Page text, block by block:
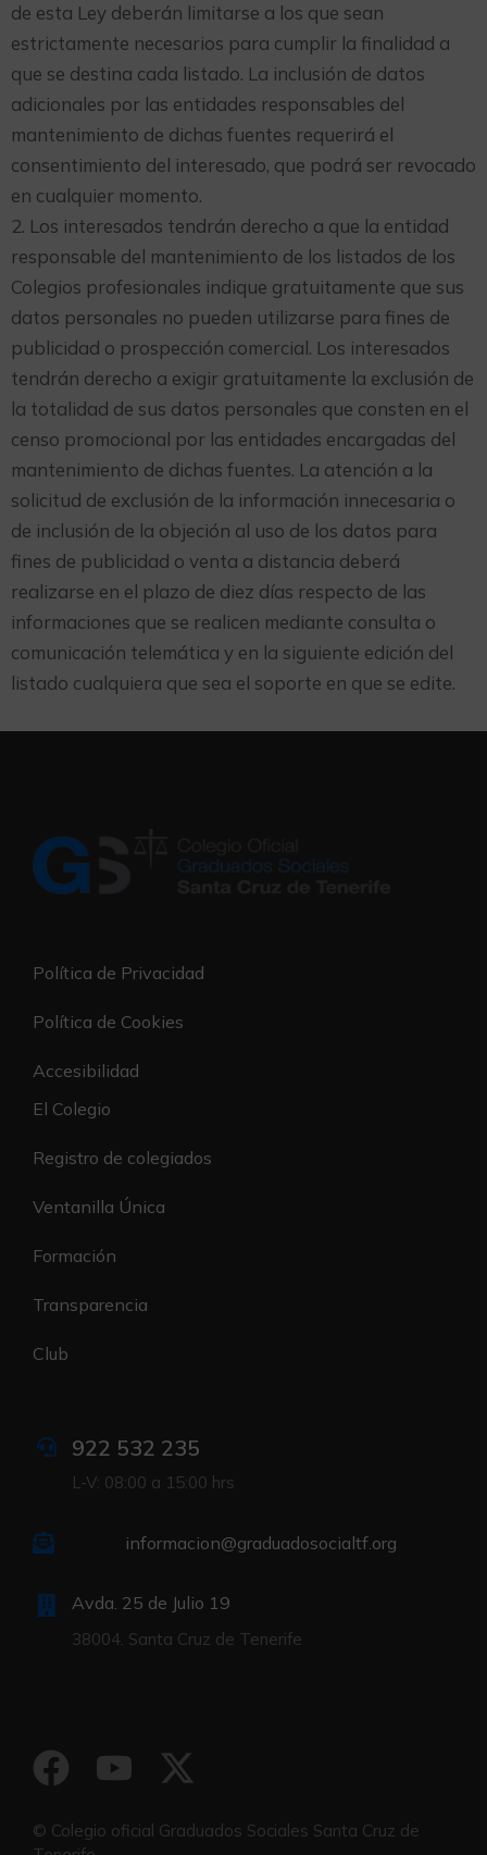
de esta Ley deberán limitarse a los que sean
estrictamente necesarios para cumplir la finalidad a
que se destina cada listado. La inclusión de datos
adicionales por las entidades responsables del
mantenimiento de dichas fuentes requerirá el
consentimiento del interesado, que podrá ser revocado
en cualquier momento.
2. Los interesados tendrán derecho a que la entidad
responsable del mantenimiento de los listados de los
Colegios profesionales indique gratuitamente que sus
datos personales no pueden utilizarse para fines de
publicidad o prospección comercial. Los interesados
tendrán derecho a exigir gratuitamente la exclusión de
la totalidad de sus datos personales que consten en el
censo promocional por las entidades encargadas del
mantenimiento de dichas fuentes. La atención a la
solicitud de exclusión de la información innecesaria o
de inclusión de la objeción al uso de los datos para
fines de publicidad o venta a distancia deberá
realizarse en el plazo de diez días respecto de las
informaciones que se realicen mediante consulta o
comunicación telemática y en la siguiente edición del
listado cualquiera que sea el soporte en que se edite.
Política de Privacidad
Política de Cookies
Accesibilidad
El Colegio
Registro de colegiados
Ventanilla Única
Formación
Transparencia
Club
922 532 235
L-V: 08:00 a 15:00 hrs
informacion@graduadosocialtf.org
Avda. 25 de Julio 19
38004. Santa Cruz de Tenerife
© Colegio oficial Graduados Sociales Santa Cruz de